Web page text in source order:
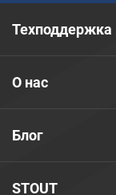
STOUT
Блог
О нас
Техподдержка